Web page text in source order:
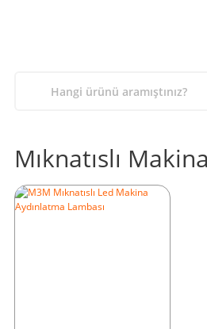
Mıknatıslı